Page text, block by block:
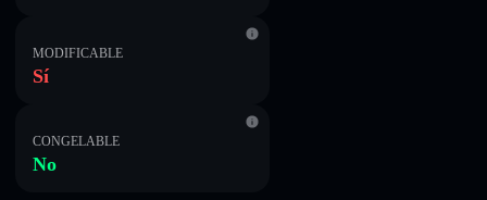
MODIFICABLE
Sí
CONGELABLE
No